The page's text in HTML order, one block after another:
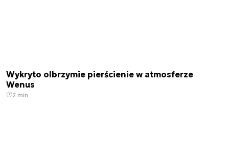
Wykryto olbrzymie pierścienie w atmosferze
Wenus
2 min.